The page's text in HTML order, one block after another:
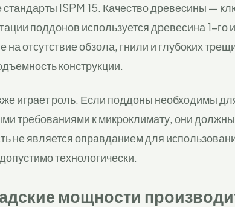
ISPM 15. Качество древесины —
поддонов используется древесина 1-го
отсутствие обзола, гнили и глубоких
конструкции.
играет роль. Если поддоны необходимы
требованиями к микроклимату, они
не является оправданием для
технологически.
мощности